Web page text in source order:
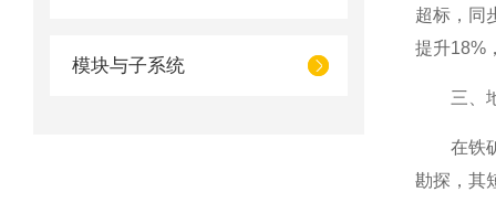
模块与子系统
超标，同
提升18%
三、地
在铁矿
勘探，其